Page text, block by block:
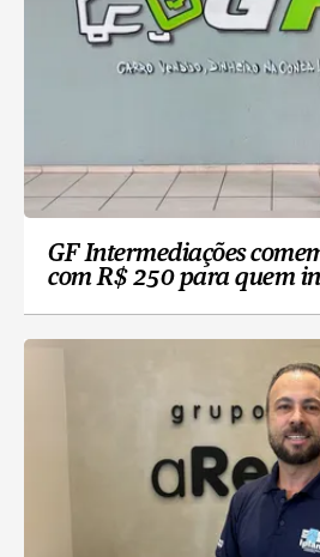
GF Intermediações
com R$ 250 para quem